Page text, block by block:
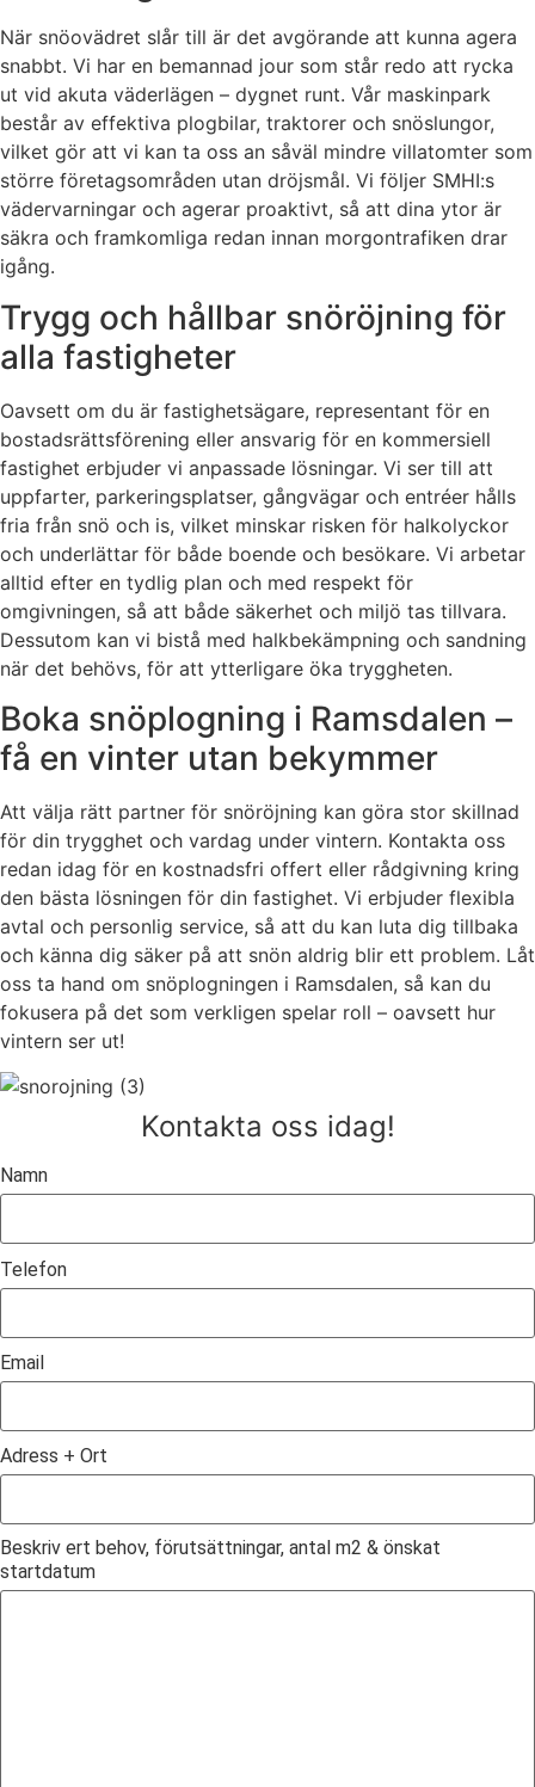
När snöovädret slår till är det avgörande att kunna agera
snabbt. Vi har en bemannad jour som står redo att rycka
ut vid akuta väderlägen – dygnet runt. Vår maskinpark
består av effektiva plogbilar, traktorer och snöslungor,
vilket gör att vi kan ta oss an såväl mindre villatomter som
större företagsområden utan dröjsmål. Vi följer SMHI:s
vädervarningar och agerar proaktivt, så att dina ytor är
säkra och framkomliga redan innan morgontrafiken drar
igång.
Trygg och hållbar snöröjning för
alla fastigheter
Oavsett om du är fastighetsägare, representant för en
bostadsrättsförening eller ansvarig för en kommersiell
fastighet erbjuder vi anpassade lösningar. Vi ser till att
uppfarter, parkeringsplatser, gångvägar och entréer hålls
fria från snö och is, vilket minskar risken för halkolyckor
och underlättar för både boende och besökare. Vi arbetar
alltid efter en tydlig plan och med respekt för
omgivningen, så att både säkerhet och miljö tas tillvara.
Dessutom kan vi bistå med halkbekämpning och sandning
när det behövs, för att ytterligare öka tryggheten.
Boka snöplogning i Ramsdalen –
få en vinter utan bekymmer
Att välja rätt partner för snöröjning kan göra stor skillnad
för din trygghet och vardag under vintern. Kontakta oss
redan idag för en kostnadsfri offert eller rådgivning kring
den bästa lösningen för din fastighet. Vi erbjuder flexibla
avtal och personlig service, så att du kan luta dig tillbaka
och känna dig säker på att snön aldrig blir ett problem. Låt
oss ta hand om snöplogningen i Ramsdalen, så kan du
fokusera på det som verkligen spelar roll – oavsett hur
vintern ser ut!
Kontakta oss idag!
Namn
Telefon
Email
Adress + Ort
Beskriv ert behov, förutsättningar, antal m2 & önskat
startdatum